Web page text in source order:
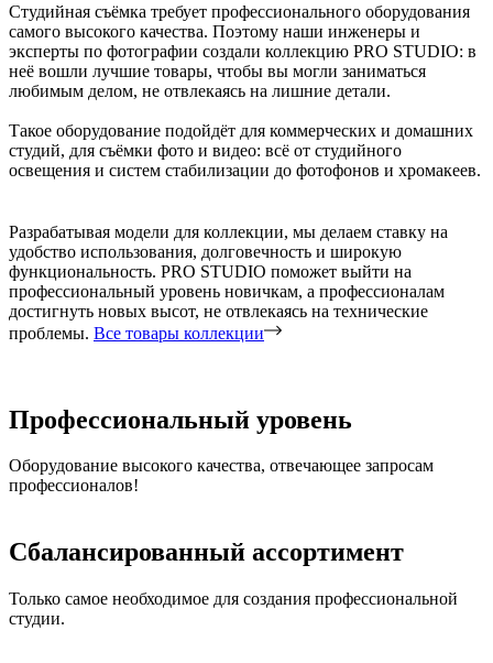
Студийная съёмка требует профессионального оборудования
самого высокого качества. Поэтому наши инженеры и
эксперты по фотографии создали коллекцию PRO STUDIO: в
неё вошли лучшие товары, чтобы вы могли заниматься
любимым делом, не отвлекаясь на лишние детали.
Такое оборудование подойдёт для коммерческих и домашних
студий, для съёмки фото и видео: всё от студийного
освещения и систем стабилизации до фотофонов и хромакеев.
Разрабатывая модели для коллекции, мы делаем ставку на
удобство использования, долговечность и широкую
функциональность. PRO STUDIO поможет выйти на
профессиональный уровень новичкам, а профессионалам
достигнуть новых высот, не отвлекаясь на технические
проблемы. Все товары коллекции
Профессиональный уровень
Оборудование высокого качества, отвечающее запросам
профессионалов!
Сбалансированный ассортимент
Только самое необходимое для создания профессиональной
студии.